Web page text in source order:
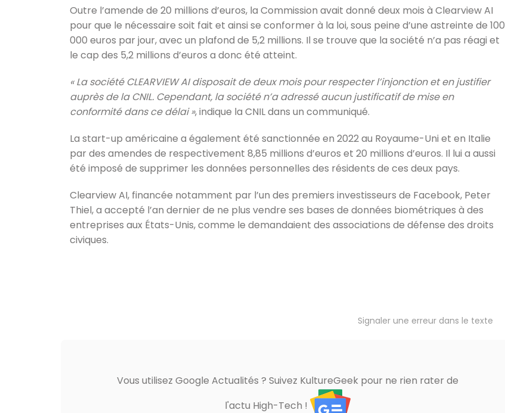
Outre l’amende de 20 millions d’euros, la Commission avait donné deux mois à Clearview AI
pour que le nécessaire soit fait et ainsi se conformer à la loi, sous peine d’une astreinte de 100
000 euros par jour, avec un plafond de 5,2 millions. Il se trouve que la société n’a pas réagi et
le cap des 5,2 millions d’euros a donc été atteint.
« La société CLEARVIEW AI disposait de deux mois pour respecter l’injonction et en justifier
auprès de la CNIL. Cependant, la société n’a adressé aucun justificatif de mise en
conformité dans ce délai », indique la CNIL dans un communiqué.
La start-up américaine a également été sanctionnée en 2022 au Royaume-Uni et en Italie
par des amendes de respectivement 8,85 millions d’euros et 20 millions d’euros. Il lui a aussi
été imposé de supprimer les données personnelles des résidents de ces deux pays.
Clearview AI, financée notamment par l’un des premiers investisseurs de Facebook, Peter
Thiel, a accepté l’an dernier de ne plus vendre ses bases de données biométriques à des
entreprises aux États-Unis, comme le demandaient des associations de défense des droits
civiques.
Signaler une erreur dans le texte
Vous utilisez Google Actualités ? Suivez KultureGeek pour ne rien rater de
l'actu High-Tech !